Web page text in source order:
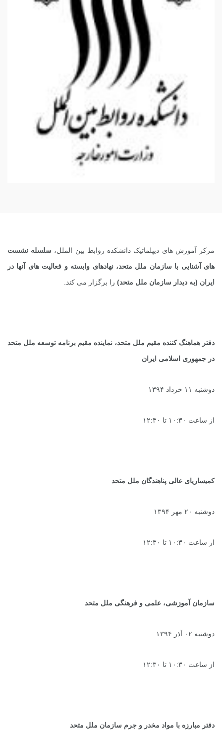
مرکز آموزش های دیپلماتیک دانشکده روابط بین الملل، سلسله نشست
های آشنایی با سازمان ملل متحد، نهادهای وابسته و فعالیت های آنها در
ایران (به دیدار سازمان ملل متحد) را برگزار می کند.
دفتر هماهنگ کننده مقیم ملل متحد، نماینده مقیم برنامه توسعه ملل متحد
در جمهوری اسلامی ایران
دوشنبه ۱۱ خرداد ۱۳۹۴
از ساعت ۱۰:۳۰ تا ۱۲:۳۰
کمیساریای عالی پناهندگان ملل متحد
دوشنبه ۲۰ مهر ۱۳۹۴
از ساعت ۱۰:۳۰ تا ۱۲:۳۰
سازمان آموزشی، علمی و فرهنگی ملل متحد
دوشنبه ۰۲ آذر ۱۳۹۴
از ساعت ۱۰:۳۰ تا ۱۲:۳۰
دفتر مبارزه با مواد مخدر و جرم سازمان ملل متحد